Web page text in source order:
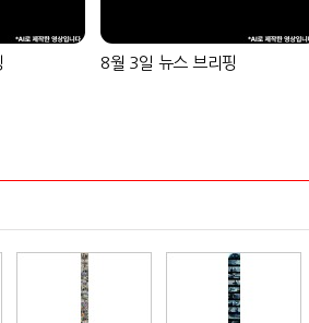
8월 3일 뉴스 브리핑